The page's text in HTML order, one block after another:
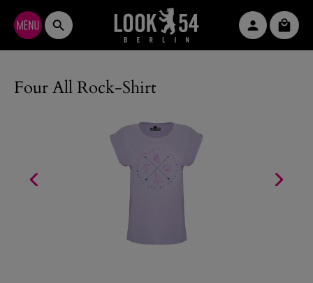
Zum Hauptinhalt springen
Four All Rock-Shirt